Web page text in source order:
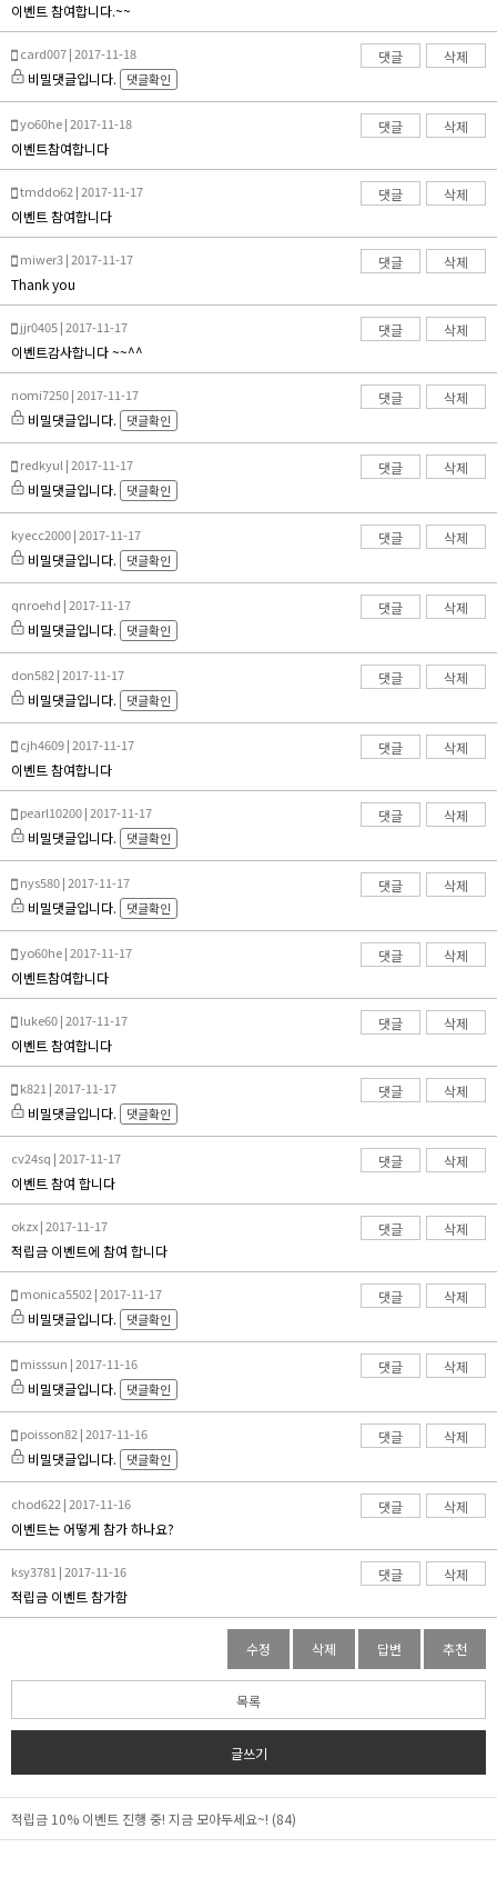
이벤트 참여합니다.~~
card007 | 2017-11-18 삭제
댓글
비밀댓글입니다.
댓글확인
yo60he | 2017-11-18 삭제
댓글
이벤트참여합니다
tmddo62 | 2017-11-17 삭제
댓글
이벤트 참여합니다
miwer3 | 2017-11-17 삭제
댓글
Thank you
jjr0405 | 2017-11-17 삭제
댓글
이벤트감사합니다 ~~^^
nomi7250 | 2017-11-17 삭제
댓글
비밀댓글입니다.
댓글확인
redkyul | 2017-11-17 삭제
댓글
비밀댓글입니다.
댓글확인
kyecc2000 | 2017-11-17 삭제
댓글
비밀댓글입니다.
댓글확인
qnroehd | 2017-11-17 삭제
댓글
비밀댓글입니다.
댓글확인
don582 | 2017-11-17 삭제
댓글
비밀댓글입니다.
댓글확인
cjh4609 | 2017-11-17 삭제
댓글
이벤트 참여합니다
pearl10200 | 2017-11-17 삭제
댓글
비밀댓글입니다.
댓글확인
nys580 | 2017-11-17 삭제
댓글
비밀댓글입니다.
댓글확인
yo60he | 2017-11-17 삭제
댓글
이벤트참여합니다
luke60 | 2017-11-17 삭제
댓글
이벤트 참여합니다
k821 | 2017-11-17 삭제
댓글
비밀댓글입니다.
댓글확인
cv24sq | 2017-11-17 삭제
댓글
이벤트 참여 합니다
okzx | 2017-11-17 삭제
댓글
적립금 이벤트에 참여 합니다
monica5502 | 2017-11-17 삭제
댓글
비밀댓글입니다.
댓글확인
misssun | 2017-11-16 삭제
댓글
비밀댓글입니다.
댓글확인
poisson82 | 2017-11-16 삭제
댓글
비밀댓글입니다.
댓글확인
chod622 | 2017-11-16 삭제
댓글
이벤트는 어떻게 참가 하나요?
ksy3781 | 2017-11-16 삭제
댓글
적립금 이벤트 참가함
수정 삭제 답변 추천
목록
글쓰기
적립금 10% 이벤트 진행 중! 지금 모아두세요~! (84)